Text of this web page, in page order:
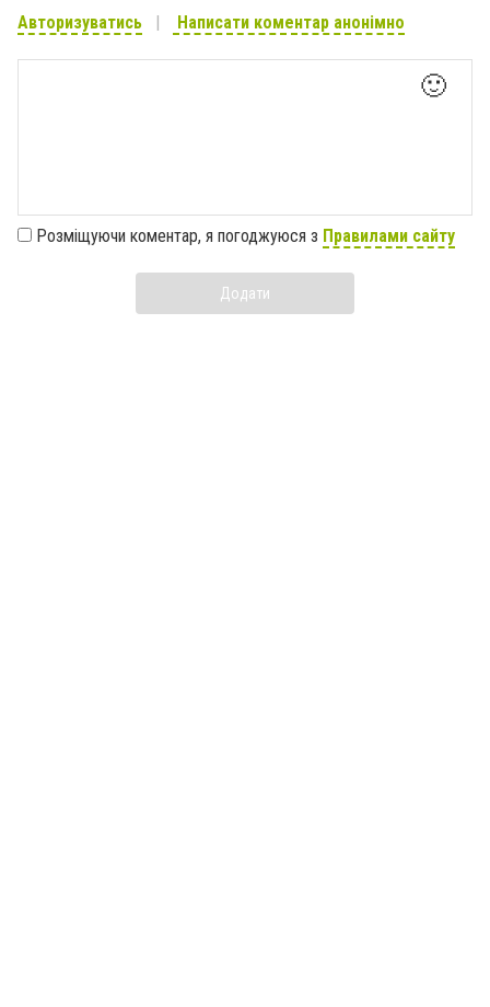
Авторизуватись Написати коментар анонімно
🙂
Розміщуючи коментар, я погоджуюся з Правилами сайту
Додати